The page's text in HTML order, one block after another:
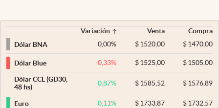
Variación Venta
Compra
Dólar BNA
0,00% $ 1520,00 $1470,00
Dólar Blue -0,33% $ 1525,00 $1505,00
Dólar CCL (GD30,
48 hs)
0,87% $ 1585,52 $1576,89
Euro 0,11% $ 1733,87 $1732,57